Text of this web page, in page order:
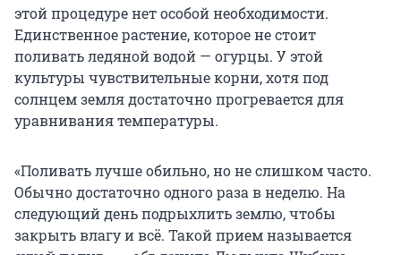
этой процедуре нет особой необходимости.
Единственное растение, которое не стоит
поливать ледяной водой — огурцы. У этой
культуры чувствительные корни, хотя под
солнцем земля достаточно прогревается для
уравнивания температуры.
«Поливать лучше обильно, но не слишком часто.
Обычно достаточно одного раза в неделю. На
следующий день подрыхлить землю, чтобы
закрыть влагу и всё. Такой прием называется